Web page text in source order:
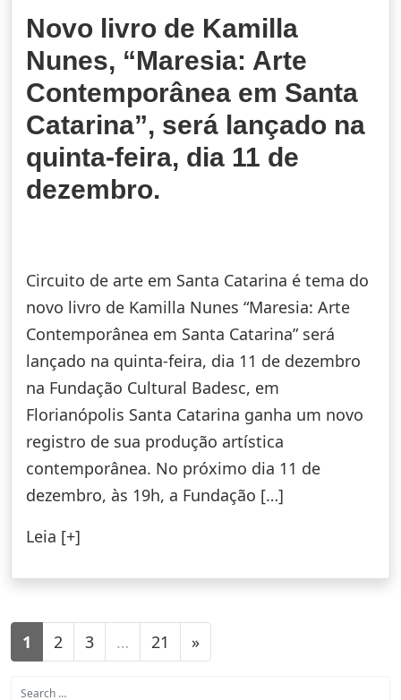
Novo livro de Kamilla
Nunes, “Maresia: Arte
Contemporânea em Santa
Catarina”, será lançado na
quinta-feira, dia 11 de
dezembro.
Circuito de arte em Santa Catarina é tema do
novo livro de Kamilla Nunes “Maresia: Arte
Contemporânea em Santa Catarina” será
lançado na quinta-feira, dia 11 de dezembro
na Fundação Cultural Badesc, em
Florianópolis Santa Catarina ganha um novo
registro de sua produção artística
contemporânea. No próximo dia 11 de
dezembro, às 19h, a Fundação […]
Leia [+]
1 2 3 … 21 »